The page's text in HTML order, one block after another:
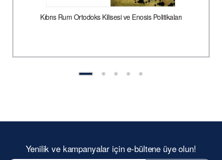
Kıbrıs Rum Ortodoks Kilisesi ve Enosis Politikaları
Yenilik ve kampanyalar için e-bültene üye olun!